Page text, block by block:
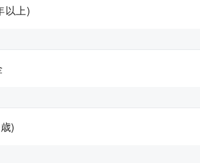
以上)
)